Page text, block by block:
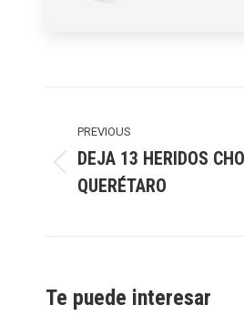
navigation
PREVIOUS
Previous
post:
DEJA 13 HERIDOS
QUERÉTARO
Te puede interesar